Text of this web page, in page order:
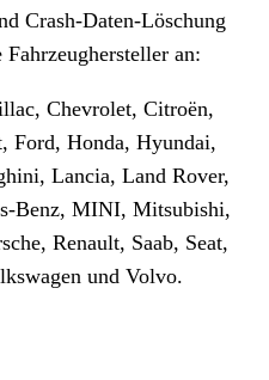
Crash-Daten-Löschung
an:
Chevrolet, Citroën,
Ford, Honda, Hyundai,
Lancia, Land Rover,
Benz, MINI, Mitsubishi,
Renault, Saab, Seat,
und Volvo.